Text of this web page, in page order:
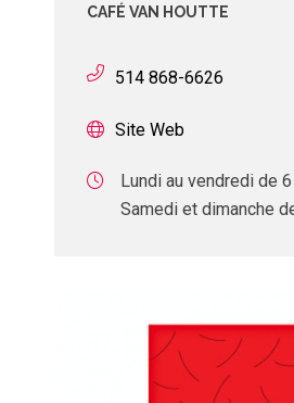
CAFÉ VAN HOUTTE
514 868-6626
Site Web
Lundi au vendredi de
Samedi et dimanche